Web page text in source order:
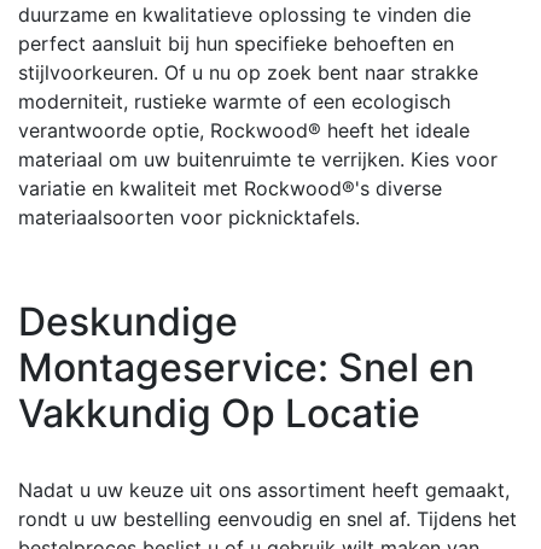
duurzame en kwalitatieve oplossing te vinden die
perfect aansluit bij hun specifieke behoeften en
stijlvoorkeuren. Of u nu op zoek bent naar strakke
moderniteit, rustieke warmte of een ecologisch
verantwoorde optie, Rockwood® heeft het ideale
materiaal om uw buitenruimte te verrijken. Kies voor
variatie en kwaliteit met Rockwood®'s diverse
materiaalsoorten voor picknicktafels.
Deskundige
Montageservice: Snel en
Vakkundig Op Locatie
Nadat u uw keuze uit ons assortiment heeft gemaakt,
rondt u uw bestelling eenvoudig en snel af. Tijdens het